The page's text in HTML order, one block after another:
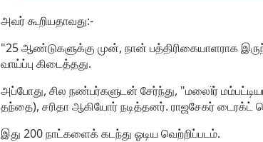
அவர் கூறியதாவது:-
"25 ஆண்டுகளுக்கு முன், நான் பத்திரிகையாளராக
வாய்ப்பு கிடைத்தது.
அப்போது, சில நண்பர்களுடன் சேர்ந்து, "மலைïர்
தந்தை), சரிதா ஆகியோர் நடித்தனர். ராஜசேகர்
இது 200 நாட்களைக் கடந்து ஓடிய வெற்றிப்படம்.